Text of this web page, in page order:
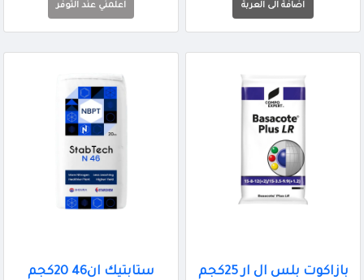
اعلمني عند التوفر
بازاكوت بلس ال ار 25كجم ستابتيك ان46 20كجم